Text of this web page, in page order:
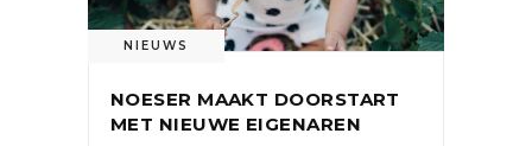
NIEUWS
NOESER MAAKT DOORSTART
MET NIEUWE EIGENAREN